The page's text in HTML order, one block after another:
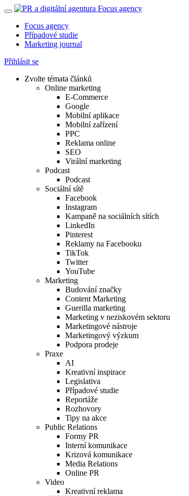
Focus agency
Případové studie
Marketing journal
Přihlásit se
Zvolte témata článků
Online marketing
E-Commerce
Google
Mobilní aplikace
Mobilní zařízení
PPC
Reklama online
SEO
Virální marketing
Podcast
Podcast
Sociální sítě
Facebook
Instagram
Kampaně na sociálních sítích
LinkedIn
Pinterest
Reklamy na Facebooku
TikTok
Twitter
YouTube
Marketing
Budování značky
Content Marketing
Guerilla marketing
Marketing v neziskovém sektoru
Marketingové nástroje
Marketingový výzkum
Podpora prodeje
Praxe
AI
Kreativní inspirace
Legislativa
Případové studie
Reportáže
Rozhovory
Tipy na akce
Public Relations
Formy PR
Interní komunikace
Krizová komunikace
Media Relations
Online PR
Video
Kreativní reklama